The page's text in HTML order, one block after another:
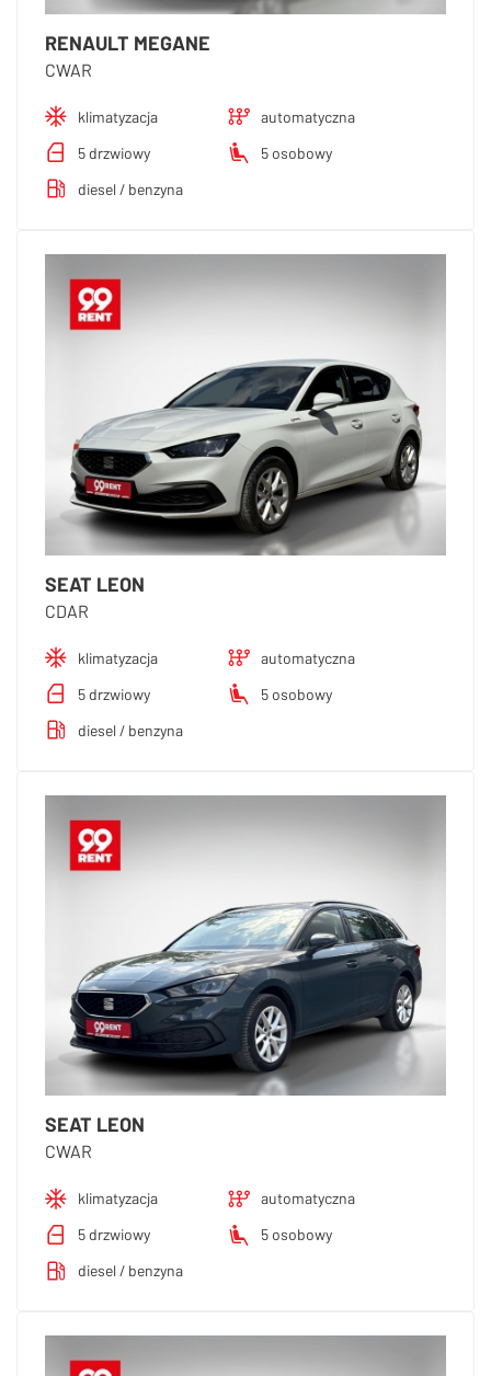
RENAULT MEGANE
CWAR
klimatyzacja
automatyczna
5 drzwiowy
5 osobowy
diesel / benzyna
SEAT LEON
CDAR
klimatyzacja
automatyczna
5 drzwiowy
5 osobowy
diesel / benzyna
SEAT LEON
CWAR
klimatyzacja
automatyczna
5 drzwiowy
5 osobowy
diesel / benzyna